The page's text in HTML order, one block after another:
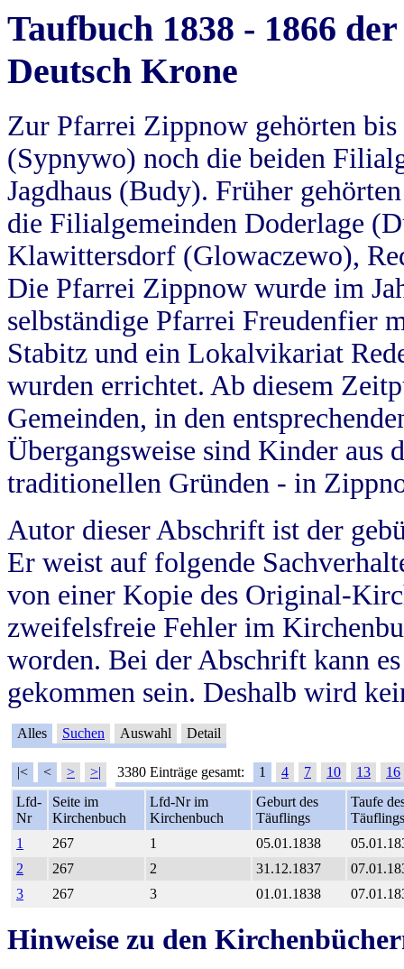
Taufbuch 1838 - 1866
Deutsch Krone
Zur Pfarrei Zippnow gehörten
(Sypnywo) noch die beiden
Jagdhaus (Budy). Früher
die Filialgemeinden Doderlage
Klawittersdorf (Glowaczewo),
Die Pfarrei Zippnow wurde im
selbständige Pfarrei Freudenfier
Stabitz und ein Lokalvikariat
wurden errichtet. Ab diesem
Gemeinden, in den
Übergangsweise sind Kinder aus
traditionellen Gründen - in
Autor dieser Abschrift ist der
Er weist auf folgende
von einer Kopie des Original-
zweifelsfreie Fehler im
worden. Bei der Abschrift kann
gekommen sein. Deshalb wird
Alles Suchen Auswahl Detail
|< < > >| 3380 Einträge gesamt: 1 4 7 10 13
16
Lfd-
Nr
Seite im
Kirchenbuch
Lfd-Nr im
Kirchenbuch
Geburt des
Täuflings
Taufe
Täuflings
1
267 1 05.01.1838
2
267 2 31.12.1837
3
267 3 01.01.1838
Hinweise zu den